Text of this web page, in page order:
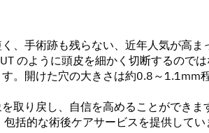
、手術跡も残らない、近年人気が高
のように頭皮を細かく切断するので
。開けた穴の大きさは約0.8～1.1mm
取り戻し、自信を高めることができ
括的な術後ケアサービスを提供して